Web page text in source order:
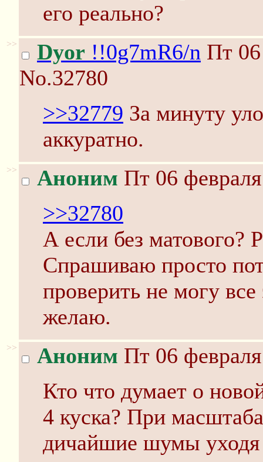
его реально?
>> Dyor !!0g7mR6/n Пт
No.32780
>>32779 За минуту
аккуратно.
>> Аноним Пт 06
>>32780
А если без матового?
Спрашиваю просто
проверить не могу
желаю.
>> Аноним Пт 06
Кто что думает о
4 куска? При
дичайшие шумы уходя